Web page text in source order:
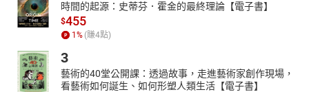
時間的起源：史蒂芬．霍金的最終理論【電子書】
$455
1 % (賺4點)
3
藝術的40堂公開課：透過故事，走進藝術家創作現場，
看藝術如何誕生、如何形塑人類生活【電子書】